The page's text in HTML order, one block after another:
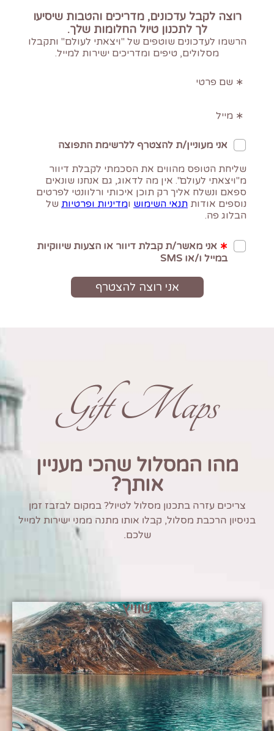
Gift Maps
מהו המסלול שהכי מעניין
אותך?
צריכים עזרה בתכנון מסלול לטיול? במקום לבזבז זמן
בניסיון הרכבת מסלול, קבלו אותו מתנה ממני ישירות למייל
שלכם.
שוויץ